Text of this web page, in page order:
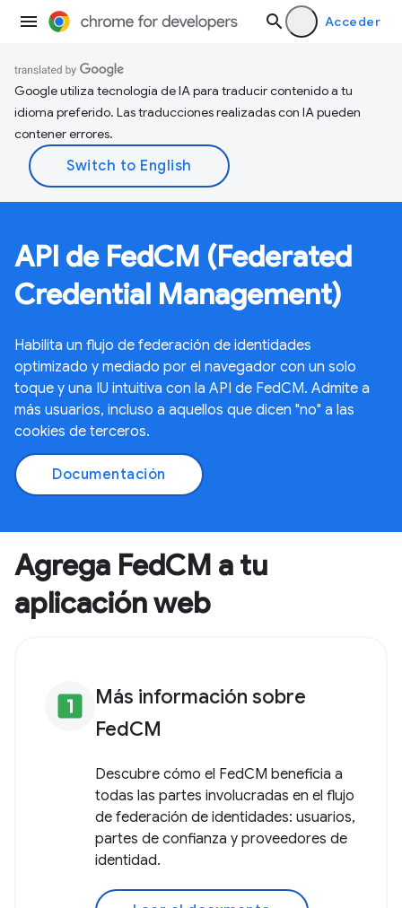
Acceder
Google utiliza tecnología de IA para traducir contenido a tu
idioma preferido. Las traducciones realizadas con IA pueden
contener errores.
API de FedCM (Federated
Credential Management)
Habilita un flujo de federación de identidades
optimizado y mediado por el navegador con un solo
toque y una IU intuitiva con la API de FedCM. Admite a
más usuarios, incluso a aquellos que dicen "no" a las
cookies de terceros.
Documentación
Agrega FedCM a tu
aplicación web
looks_one Más información sobre
FedCM
Descubre cómo el FedCM beneficia a
todas las partes involucradas en el flujo
de federación de identidades: usuarios,
partes de confianza y proveedores de
identidad.